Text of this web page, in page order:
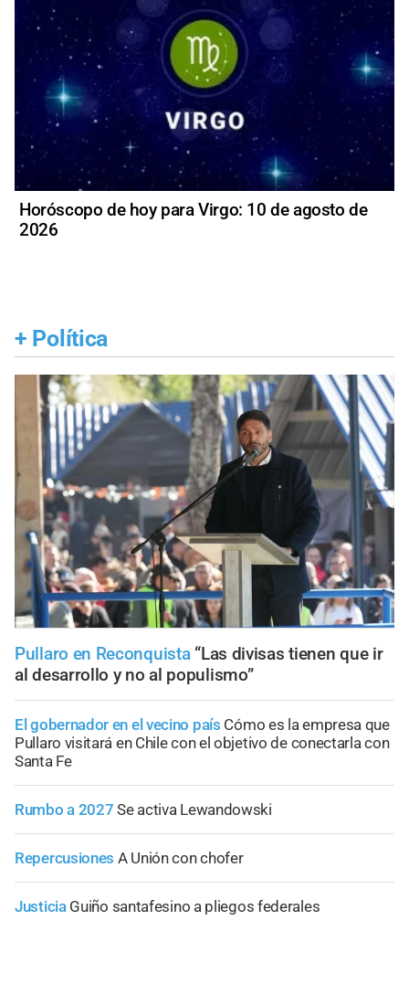
Horóscopo de hoy para Virgo: 10 de agosto de
2026
+ Política
Pullaro en Reconquista “Las divisas tienen que ir
al desarrollo y no al populismo”
El gobernador en el vecino país Cómo es la empresa que
Pullaro visitará en Chile con el objetivo de conectarla con
Santa Fe
Rumbo a 2027 Se activa Lewandowski
Repercusiones A Unión con chofer
Justicia Guiño santafesino a pliegos federales